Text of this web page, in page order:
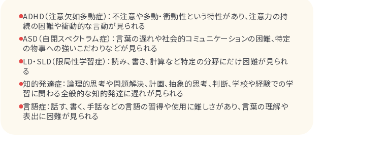
ADHD（注意欠如多動症）：不注意や多動・衝動性という特性があり、注意力の持
続の困難や衝動的な言動が見られる
ASD（自閉スペクトラム症）：言葉の遅れや社会的コミュニケーションの困難、特定
の物事への強いこだわりなどが見られる
LD・SLD（限局性学習症）：読み、書き、計算など特定の分野にだけ困難が見られ
る
知的発達症：論理的思考や問題解決、計画、抽象的思考、判断、学校や経験での学
習に関わる全般的な知的発達に遅れが見られる
言語症：話す、書く、手話などの言語の習得や使用に難しさがあり、言葉の理解や
表出に困難が見られる